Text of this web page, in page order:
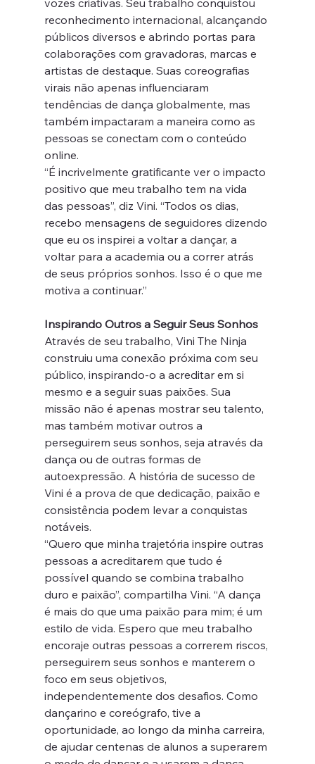
reconhecimento internacional, alcançando
públicos diversos e abrindo portas para
colaborações com gravadoras, marcas e
artistas de destaque. Suas coreografias
virais não apenas influenciaram
tendências de dança globalmente, mas
também impactaram a maneira como as
pessoas se conectam com o conteúdo
online.
“É incrivelmente gratificante ver o impacto
positivo que meu trabalho tem na vida
das pessoas”, diz Vini. “Todos os dias,
recebo mensagens de seguidores dizendo
que eu os inspirei a voltar a dançar, a
voltar para a academia ou a correr atrás
de seus próprios sonhos. Isso é o que me
motiva a continuar.”
Inspirando Outros a Seguir Seus Sonhos
Através de seu trabalho, Vini The Ninja
construiu uma conexão próxima com seu
público, inspirando-o a acreditar em si
mesmo e a seguir suas paixões. Sua
missão não é apenas mostrar seu talento,
mas também motivar outros a
perseguirem seus sonhos, seja através da
dança ou de outras formas de
autoexpressão. A história de sucesso de
Vini é a prova de que dedicação, paixão e
consistência podem levar a conquistas
notáveis.
“Quero que minha trajetória inspire outras
pessoas a acreditarem que tudo é
possível quando se combina trabalho
duro e paixão”, compartilha Vini. “A dança
é mais do que uma paixão para mim; é um
estilo de vida. Espero que meu trabalho
encoraje outras pessoas a correrem riscos,
perseguirem seus sonhos e manterem o
foco em seus objetivos,
independentemente dos desafios. Como
dançarino e coreógrafo, tive a
oportunidade, ao longo da minha carreira,
de ajudar centenas de alunos a superarem